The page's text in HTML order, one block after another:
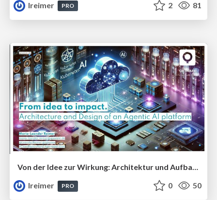
lreimer
PRO 2 81
Von der Idee zur Wirkung: Architektur und Aufbau einer Agentic AI-Plattform #InfoDaysSA
lreimer
PRO 0 50